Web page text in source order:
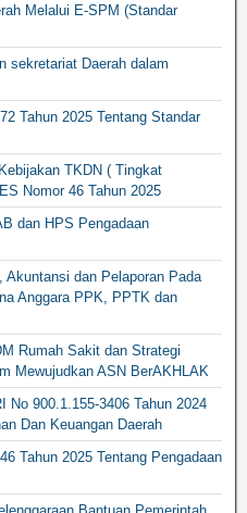
Melalui E-SPM (Standar
sekretariat Daerah dalam
Tahun 2025 Tentang Standar
TKDN ( Tingkat
Nomor 46 Tahun 2025
dan HPS Pengadaan
dan Pelaporan Pada
Anggara PPK, PPTK dan
Rumah Sakit dan Strategi
Mewujudkan ASN BerAKHLAK
No 900.1.155-3406 Tahun 2024
Dan Keuangan Daerah
Tahun 2025 Tentang Pengadaan